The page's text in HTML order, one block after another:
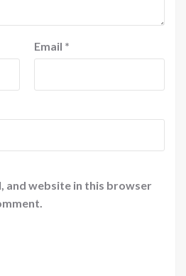
Email *
and website in this browser